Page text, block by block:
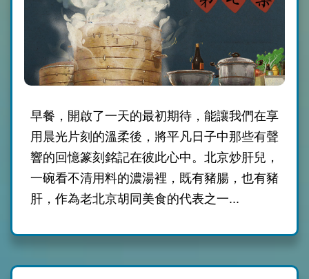
早餐，開啟了一天的最初期待，能讓我們在享
用晨光片刻的溫柔後，將平凡日子中那些有聲
響的回憶篆刻銘記在彼此心中。北京炒肝兒，
一碗看不清用料的濃湯裡，既有豬腸，也有豬
肝，作為老北京胡同美食的代表之一...